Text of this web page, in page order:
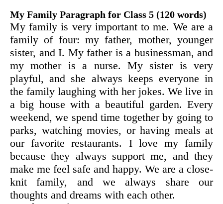
My Family Paragraph for Class 5 (120 words)
My family is very important to me. We are a
family of four: my father, mother, younger
sister, and I. My father is a businessman, and
my mother is a nurse. My sister is very
playful, and she always keeps everyone in
the family laughing with her jokes. We live in
a big house with a beautiful garden. Every
weekend, we spend time together by going to
parks, watching movies, or having meals at
our favorite restaurants. I love my family
because they always support me, and they
make me feel safe and happy. We are a close-
knit family, and we always share our
thoughts and dreams with each other.